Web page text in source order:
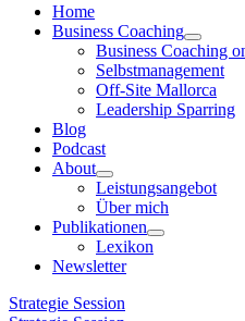
Home
Business Coaching
Business Coaching
Selbstmanagement
Off-Site Mallorca
Leadership Sparring
Blog
Podcast
About
Leistungsangebot
Über mich
Publikationen
Lexikon
Newsletter
Strategie Session